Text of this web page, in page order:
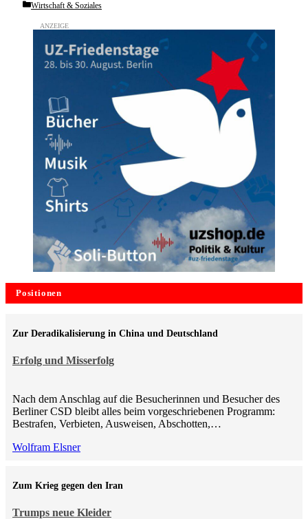
Categories
Wirtschaft & Soziales
Positionen
Erfolg und Misserfolg
Zur Deradikalisierung in China und Deutschland
Nach dem Anschlag auf die Besucherinnen und Besucher des
Berliner CSD bleibt alles beim vorgeschriebenen Programm:
Bestrafen, Verbieten, Ausweisen, Abschotten,…
Wolfram Elsner
Trumps neue Kleider
Zum Krieg gegen den Iran